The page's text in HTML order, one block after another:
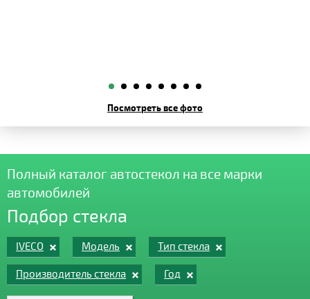
Посмотреть все фото
Полный каталог автостекол на все марки
автомобилей
Подбор стекла
IVECO Модель Тип стекла
Производитель стекла Год